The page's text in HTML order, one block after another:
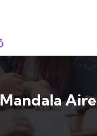
Mandala Aire